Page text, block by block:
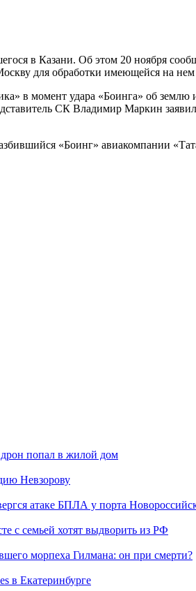
в Казани. Об этом 20 ноября
для обработки имеющейся на
в момент удара «Боинга» об
СК Владимир Маркин
«Боинг» авиакомпании
попал в жилой дом
Невзорову
атаке БПЛА у порта
с семьей хотят выдворить из РФ
морпеха Гилмана: он при смерти?
в Екатеринбурге